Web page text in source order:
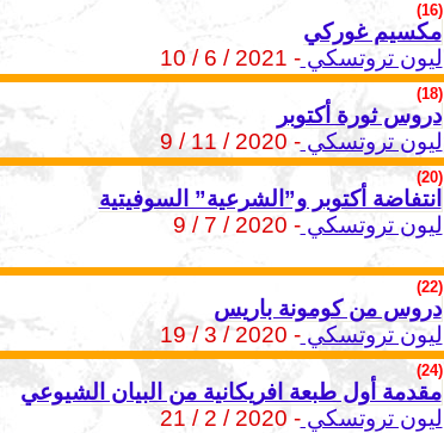
(16)
مكسيم غوركي
ليون تروتسكي- 2021 / 6 / 10
(18)
دروس ثورة أكتوبر
ليون تروتسكي- 2020 / 11 / 9
(20)
انتفاضة أكتوبر و”الشرعية” السوفيتية
ليون تروتسكي- 2020 / 7 / 9
(22)
دروس من كومونة باريس
ليون تروتسكي- 2020 / 3 / 19
(24)
مقدمة أول طبعة افريكانية من البيان الشيوعي
ليون تروتسكي- 2020 / 2 / 21